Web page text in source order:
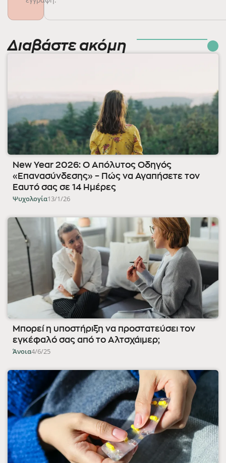
Διαβάστε ακόμη
New Year 2026: Ο Απόλυτος Οδηγός
«Επανασύνδεσης» – Πώς να Αγαπήσετε τον
Εαυτό σας σε 14 Ημέρες
Ψυχολογία13/1/26
Μπορεί η υποστήριξη να προστατεύσει τον
εγκέφαλό σας από το Αλτσχάιμερ;
Άνοια4/6/25